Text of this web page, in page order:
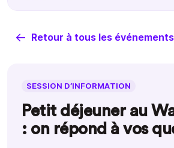
Retour à tous les événements
SESSION D’INFORMATION
Petit déjeuner au
: on répond à vos